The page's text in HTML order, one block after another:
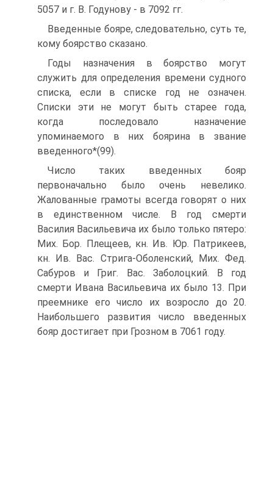
5057 и г. В. Годунову - в 7092 гг.
Введенные бояре, следовательно, суть те,
кому боярство сказано.
Годы назначения в боярство могут
служить для определения времени судного
списка, если в списке год не означен.
Списки эти не могут быть старее года,
когда последовало назначение
упоминаемого в них боярина в звание
введенного*(99).
Число таких введенных бояр
первоначально было очень невелико.
Жалованные грамоты всегда говорят о них
в единственном числе. В год смерти
Василия Васильевича их было только пятеро:
Мих. Бор. Плещеев, кн. Ив. Юр. Патрикеев,
кн. Ив. Вас. Стрига-Оболенский, Мих. Фед.
Сабуров и Григ. Вас. Заболоцкий. В год
смерти Ивана Васильевича их было 13. При
преемнике его число их возросло до 20.
Наибольшего развития число введенных
бояр достигает при Грозном в 7061 году.